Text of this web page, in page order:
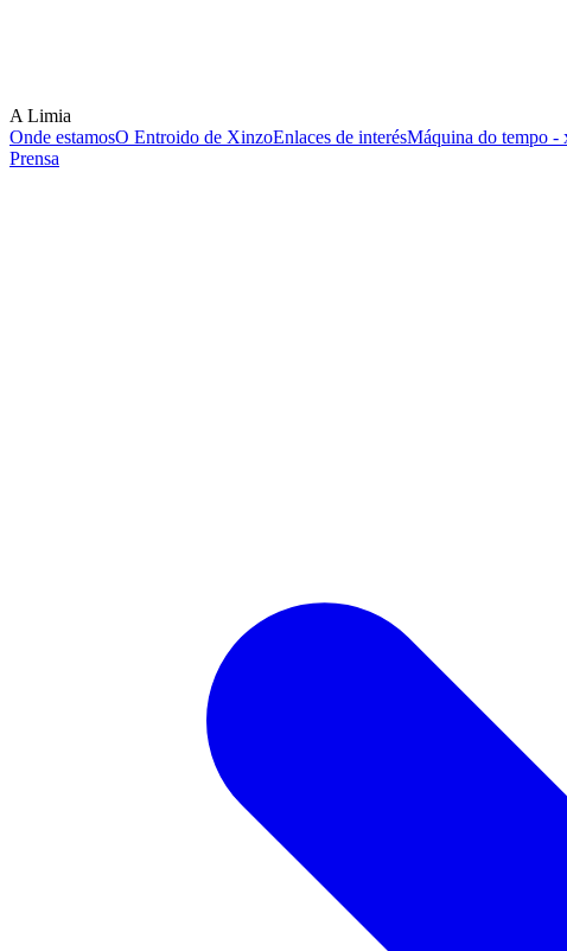
A Limia
Onde estamosO Entroido de XinzoEnlaces de interésMáquina do tempo -
Prensa